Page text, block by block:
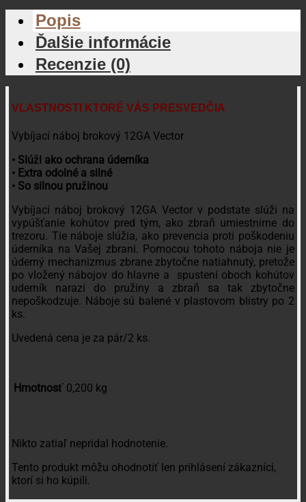
Popis
Ďalšie informácie
Recenzie (0)
VLASTNOSTI KTORÉ VÁS PRESVEDČIA
Vybíjací náboj brokový 12GA Vector
• Slúži ako ochrana úderníka
• Extra odolné a silné
• So silnou pružinou
Vybíjací náboj brokový 12GA Vector v podstate slúži na
vypúšťanie kohútov pred tým, ako zbraň umiestnime do
trezoru. Tie náboje slúžia, ako prevencia proti poškodeniu
úderníka na Vašej zbrani. Pomocou tohoto náboja nie je
úderný mechanizmus zbrane zbytočne natiahnutý, pretože
po vložený nábojov do hlavne a spustení oboch kohútov
uderník narazí do pružiny a zbraň sa tak zbytočne
nepoškodzuje. Náboje sú balené v plastovom blistry po 2
ks.
Uvedená cena je za pár/2 ks.
Hmotnosť 0,200 kg
Nikto zatiaľ nepridal hodnotenie.
Tento produkt môžu ohodnotiť len prihlásení zákazníci,
ktorí si ho kúpili.